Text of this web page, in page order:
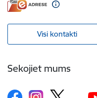
Visi kontakti
Sekojiet mums